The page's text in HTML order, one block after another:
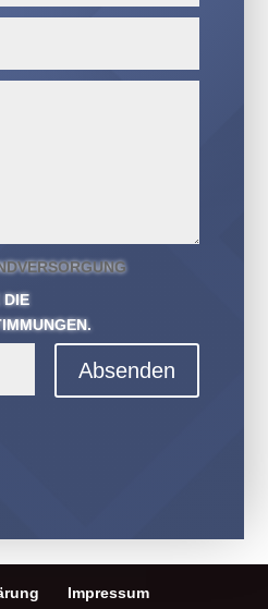
DIE
Absenden
Impressum